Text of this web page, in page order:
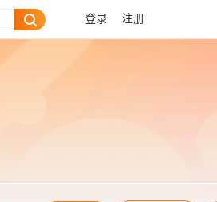
登录 注册